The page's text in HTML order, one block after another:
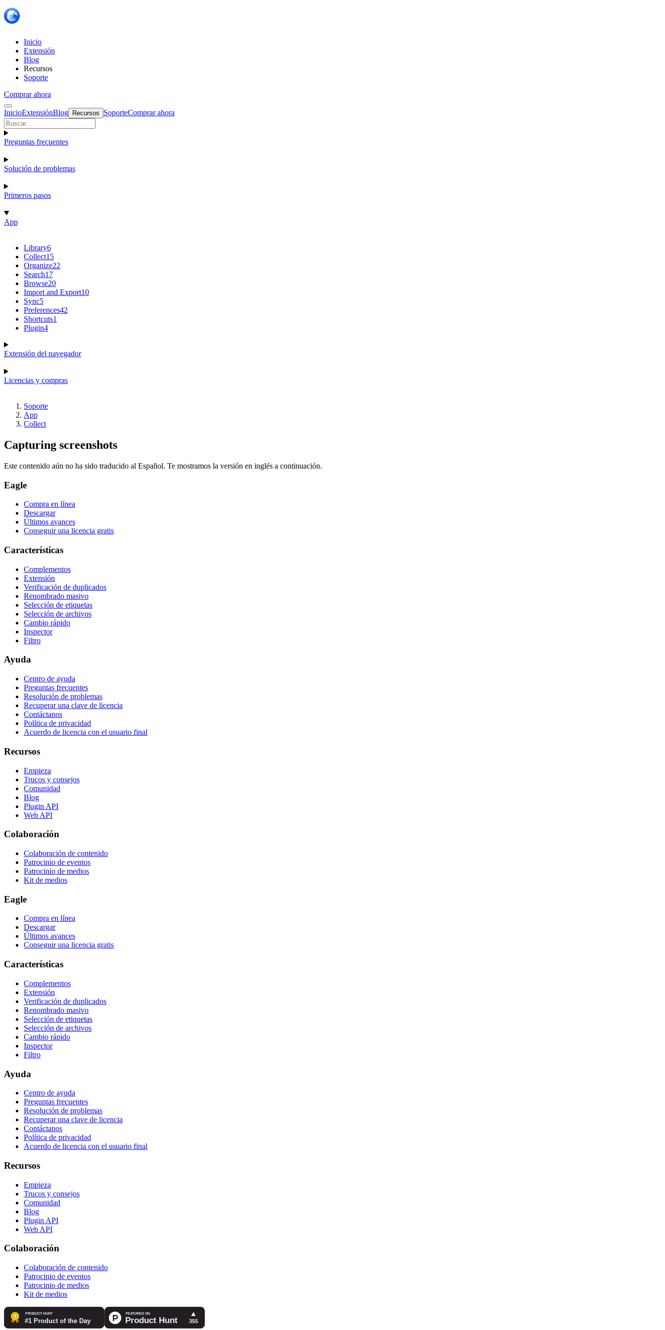
Inicio
Extensión
Blog
Recursos
Soporte
Comprar ahora
InicioExtensiónBlog Recursos SoporteComprar ahora
Preguntas frecuentes
Solución de problemas
Primeros pasos
App
Library6
Collect15
Organize22
Search17
Browse20
Import and Export10
Sync5
Preferences42
Shortcuts1
Plugin4
Extensión del navegador
Licencias y compras
Soporte
App
Collect
Capturing screenshots
Este contenido aún no ha sido traducido al Español. Te mostramos la versión en inglés a continuación.
Eagle
Compra en línea
Descargar
Últimos avances
Conseguir una licencia gratis
Características
Complementos
Extensión
Verificación de duplicados
Renombrado masivo
Selección de etiquetas
Selección de archivos
Cambio rápido
Inspector
Filtro
Ayuda
Centro de ayuda
Preguntas frecuentes
Resolución de problemas
Recuperar una clave de licencia
Contáctanos
Política de privacidad
Acuerdo de licencia con el usuario final
Recursos
Empieza
Trucos y consejos
Comunidad
Blog
Plugin API
Web API
Colaboración
Colaboración de contenido
Patrocinio de eventos
Patrocinio de medios
Kit de medios
Eagle
Compra en línea
Descargar
Últimos avances
Conseguir una licencia gratis
Características
Complementos
Extensión
Verificación de duplicados
Renombrado masivo
Selección de etiquetas
Selección de archivos
Cambio rápido
Inspector
Filtro
Ayuda
Centro de ayuda
Preguntas frecuentes
Resolución de problemas
Recuperar una clave de licencia
Contáctanos
Política de privacidad
Acuerdo de licencia con el usuario final
Recursos
Empieza
Trucos y consejos
Comunidad
Blog
Plugin API
Web API
Colaboración
Colaboración de contenido
Patrocinio de eventos
Patrocinio de medios
Kit de medios